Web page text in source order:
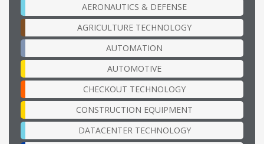
AERONAUTICS & DEFENSE
AGRICULTURE TECHNOLOGY
AUTOMATION
AUTOMOTIVE
CHECKOUT TECHNOLOGY
CONSTRUCTION EQUIPMENT
DATACENTER TECHNOLOGY